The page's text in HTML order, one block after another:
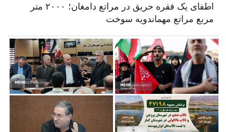
اطفای یک فقره حریق در مراتع دامغان؛ ۲۰۰۰ متر
مربع مراتع مهماندویه سوخت